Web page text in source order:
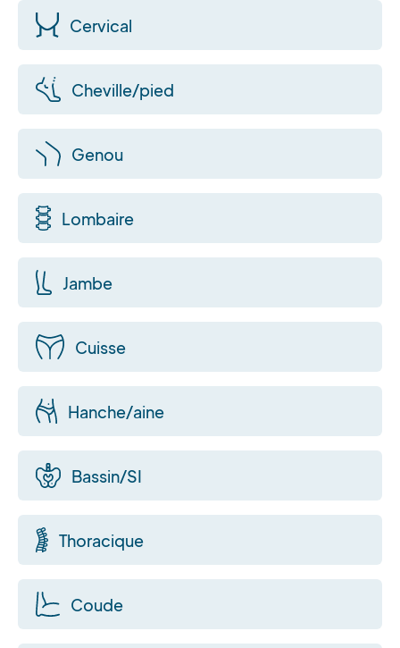
Cervical
Cheville/pied
Genou
Lombaire
Jambe
Cuisse
Hanche/aine
Bassin/SI
Thoracique
Coude